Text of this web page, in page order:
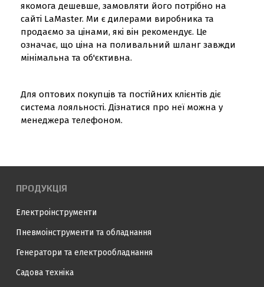
якомога дешевше, замовляти його потрібно на
сайті LaMaster. Ми є дилерами виробника та
продаємо за цінами, які він рекомендує. Це
означає, що ціна на поливальний шланг завжди
мінімальна та об'єктивна.
Для оптових покупців та постійних клієнтів діє
система лояльності. Дізнатися про неї можна у
менеджера телефоном.
ПРОДУКЦІЯ
Електроінструменти
Пневмоінструменти та обладнання
Генератори та електрообладнання
Садова техніка